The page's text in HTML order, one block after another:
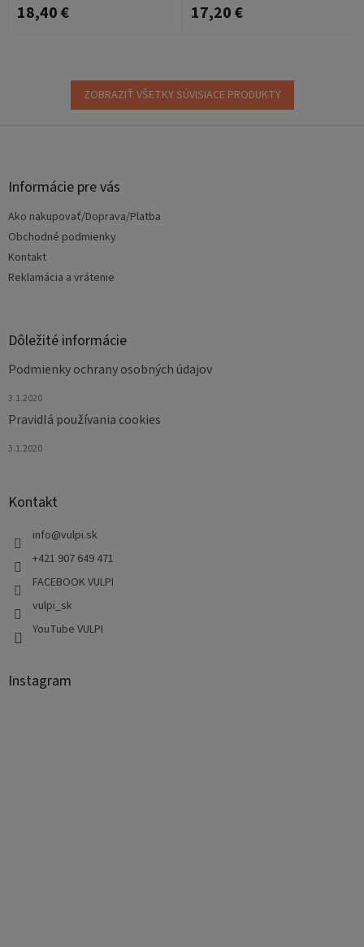
18,40 € 17,20 €
ZOBRAZIŤ VŠETKY SÚVISIACE PRODUKTY
Informácie pre vás
Ako nakupovať/Doprava/Platba
Obchodné podmienky
Kontakt
Reklamácia a vrátenie
Dôležité informácie
Podmienky ochrany osobných údajov
3.1.2020
Pravidlá používania cookies
3.1.2020
Kontakt
info@vulpi.sk
+421 907 649 471
FACEBOOK VULPI
vulpi_sk
YouTube VULPI
Instagram